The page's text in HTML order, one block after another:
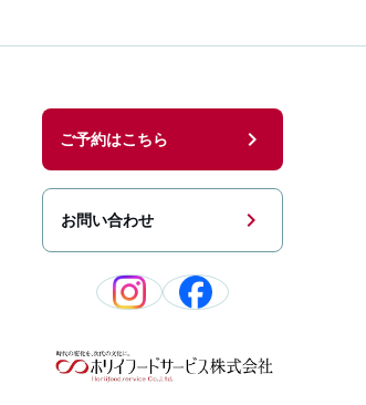
ご予約はこちら chevron_right
お問い合わせ chevron_right